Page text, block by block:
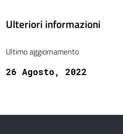
Ulteriori informazioni
Ultimo aggiornamento
26 Agosto, 2022